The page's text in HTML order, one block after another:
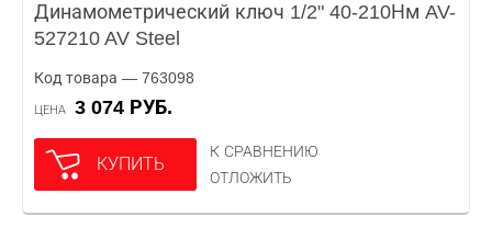
Динамометрический ключ 1/2" 40-210Нм AV-
527210 AV Steel
Код товара — 763098
ЦЕНА 3 074 РУБ.
КУПИТЬ
К СРАВНЕНИЮ
ОТЛОЖИТЬ